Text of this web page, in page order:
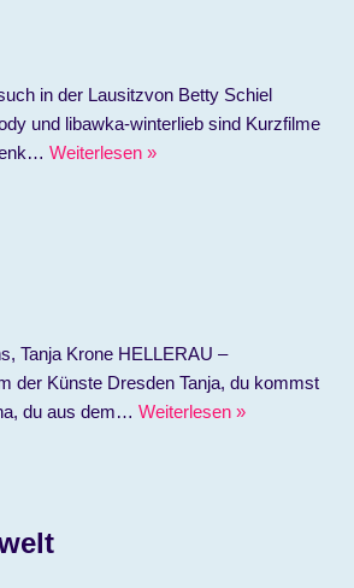
in der Lausitzvon Betty Schiel
und libawka-winterlieb sind Kurzfilme
Weiterlesen »
Tanja Krone HELLERAU –
der Künste Dresden Tanja, du kommst
du aus dem… Weiterlesen »